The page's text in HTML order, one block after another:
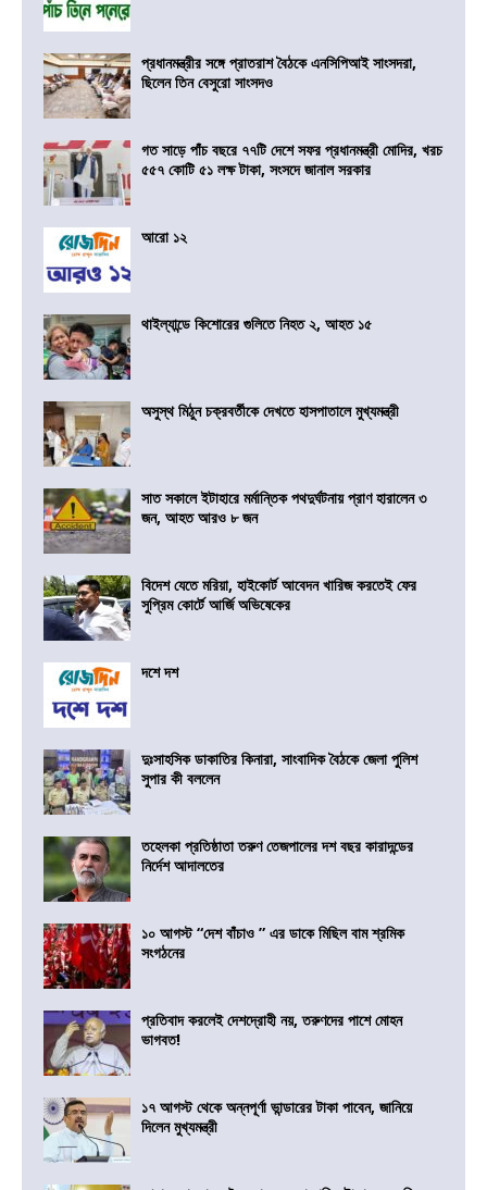
প্রধানমন্ত্রীর সঙ্গে প্রাতরাশ বৈঠকে এনসিপিআই সাংসদরা,
ছিলেন তিন বেসুরো সাংসদও
গত সাড়ে পাঁচ বছরে ৭৭টি দেশে সফর প্রধানমন্ত্রী মোদির, খরচ
৫৫৭ কোটি ৫১ লক্ষ টাকা, সংসদে জানাল সরকার
আরো ১২
থাইল্যান্ডে কিশোরের গুলিতে নিহত ২, আহত ১৫
অসুস্থ মিঠুন চক্রবর্তীকে দেখতে হাসপাতালে মুখ্যমন্ত্রী
সাত সকালে ইটাহারে মর্মান্তিক পথদুর্ঘটনায় প্রাণ হারালেন ৩
জন, আহত আরও ৮ জন
বিদেশ যেতে মরিয়া, হাইকোর্ট আবেদন খারিজ করতেই ফের
সুপ্রিম কোর্টে আর্জি অভিষেকের
দশে দশ
দুঃসাহসিক ডাকাতির কিনারা, সাংবাদিক বৈঠকে জেলা পুলিশ
সুপার কী বললেন
তহেলকা প্রতিষ্ঠাতা তরুণ তেজপালের দশ বছর কারাদন্ডের
নির্দেশ আদালতের
১০ আগস্ট “দেশ বাঁচাও ” এর ডাকে মিছিল বাম শ্রমিক
সংগঠনের
প্রতিবাদ করলেই দেশদ্রোহী নয়, তরুণদের পাশে মোহন
ভাগবত!
১৭ আগস্ট থেকে অন্নপূর্ণা ভান্ডারের টাকা পাবেন, জানিয়ে
দিলেন মুখ্যমন্ত্রী